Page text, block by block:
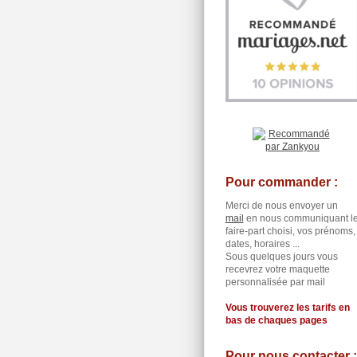
Pour commander :
Merci de nous envoyer un
mail en nous communiquant
faire-part choisi, vos prénoms,
dates, horaires ...
Sous quelques jours vous
recevrez votre maquette
personnalisée par mail
Vous trouverez les tarifs en
bas de chaques pages